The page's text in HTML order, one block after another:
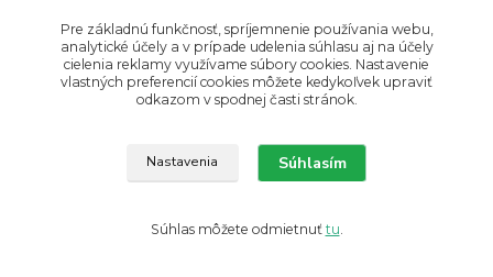
Pre základnú funkčnosť, spríjemnenie používania webu,
analytické účely a v prípade udelenia súhlasu aj na účely
cielenia reklamy využívame súbory cookies. Nastavenie
vlastných preferencií cookies môžete kedykoľvek upraviť
odkazom v spodnej časti stránok.
Nastavenia Súhlasím
Súhlas môžete odmietnuť tu.